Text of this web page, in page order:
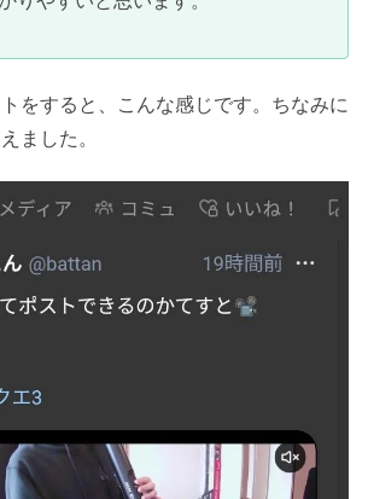
をすると、こんな感じです。ちなみに
ました。